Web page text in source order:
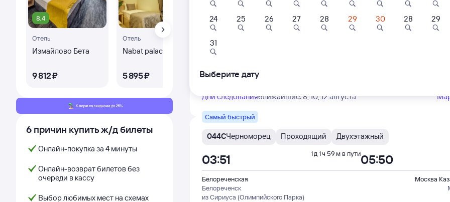
8,4
Отель
Измайлово Бета
9 ⁠812 ⁠₽
Отель
Nabat palace
5 ⁠895 ⁠₽
8,6
Отель Shelterz
1 ⁠615 ⁠₽
8,5
6 причин купить ж/д билеты
Онлайн-покупка за 4 минуты
Онлайн-возврат билетов без
очереди в кассу
Выбор любимых мест на схемах
542С Проходящий
Белореченск
из Адлера
01:36
Дни следованияближайшие: 8, 10, 12 августа
Самый быстрый
044СЧерноморец Проходящий Двухэтажный
Белореченская
Белореченск
из Сириуса (Олимпийского Парка)
Москва
03:51 05:50
1 д 1 ч 59 м в пути
24 25 26 27 28 29 30
31
28 29
Выберите дату